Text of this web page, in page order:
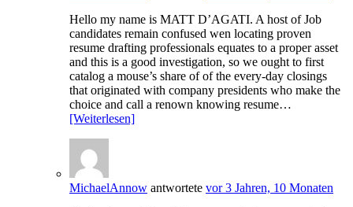
Hello my name is MATT D’AGATI. A host of Job
candidates remain confused wen locating proven
resume drafting professionals equates to a proper asset
and this is a good investigation, so we ought to first
catalog a mouse’s share of of the every-day closings
that originated with company presidents who make the
choice and call a renown knowing resume…
[Weiterlesen]
MichaelAnnow antwortete vor 3 Jahren, 10 Monaten